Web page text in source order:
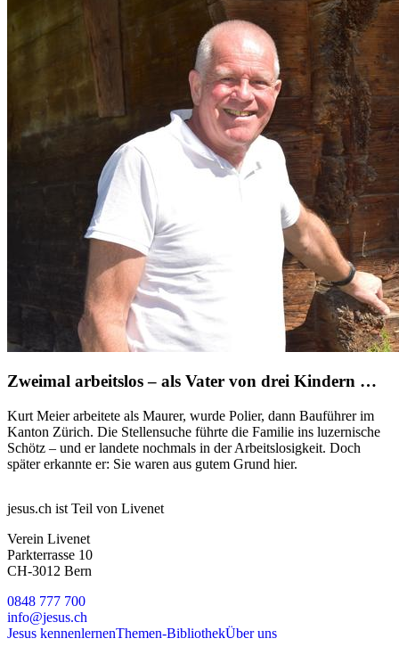
Zweimal arbeitslos – als Vater von drei Kindern …
Kurt Meier arbeitete als Maurer, wurde Polier, dann Bauführer im
Kanton Zürich. Die Stellensuche führte die Familie ins luzernische
Schötz – und er landete nochmals in der Arbeitslosigkeit. Doch
später erkannte er: Sie waren aus gutem Grund hier.
jesus.ch ist Teil von Livenet
Verein Livenet
Parkterrasse 10
CH-3012 Bern
0848 777 700
info@jesus.ch
Jesus kennenlernenThemen-BibliothekÜber uns